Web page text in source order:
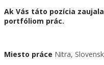
Ak Vás táto pozícia
portfóliom prác.
Miesto práce Nitra,